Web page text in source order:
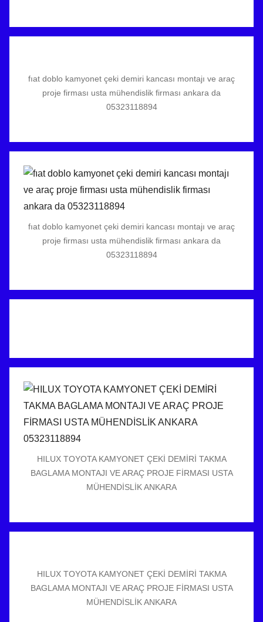
fıat doblo kamyonet çeki demiri kancası montajı ve araç
proje firması usta mühendislik firması ankara da
05323118894
fıat doblo kamyonet çeki demiri kancası montajı ve araç
proje firması usta mühendislik firması ankara da
05323118894
HILUX TOYOTA KAMYONET ÇEKİ DEMİRİ TAKMA
BAGLAMA MONTAJI VE ARAÇ PROJE FİRMASI USTA
MÜHENDİSLİK ANKARA
HILUX TOYOTA KAMYONET ÇEKİ DEMİRİ TAKMA
BAGLAMA MONTAJI VE ARAÇ PROJE FİRMASI USTA
MÜHENDİSLİK ANKARA